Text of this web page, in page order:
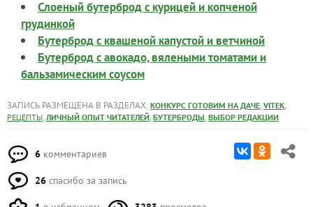
Слоеный бутерброд с курицей и копченой
грудинкой
Бутерброд с квашеной капустой и ветчиной
Бутерброд с авокадо, вялеными томатами и
бальзамическим соусом
ЗАПИСЬ РАЗМЕЩЕНА В РАЗДЕЛАХ: КОНКУРС ГОТОВИМ НА ДАЧЕ, VITEK,
РЕЦЕПТЫ, ЛИЧНЫЙ ОПЫТ ЧИТАТЕЛЕЙ, БУТЕРБРОДЫ, ВЫБОР РЕДАКЦИИ
6 комментариев
26 спасибо за запись